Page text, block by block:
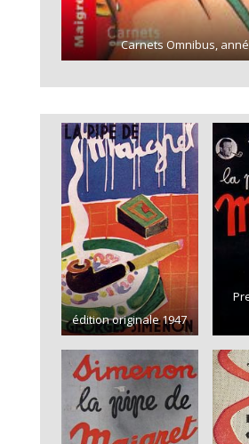
Carnets Omnibus,
édition originale 1947